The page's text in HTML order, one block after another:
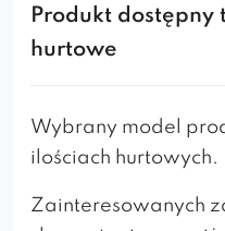
Wyjątkowy mebel
solidną
designem
wsparcie, co
Podłokietniki
wygodne miejsce
Siedzisko
, która
Produkt dostępny
hurtowe
Wybrany model
ilościach hurtowych.
Zainteresowanych